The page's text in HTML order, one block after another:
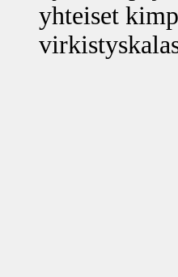
yhteiset